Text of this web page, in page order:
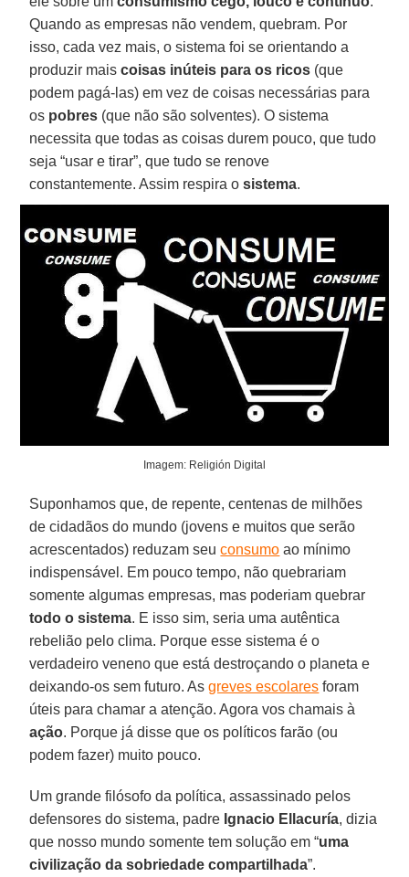
Quando as empresas não vendem, quebram. Por
isso, cada vez mais, o sistema foi se orientando a
produzir maiscoisas inúteis para os ricos (que
podem pagá-las) em vez de coisas necessárias para
os pobres (que não são solventes). O sistema
necessita que todas as coisas durem pouco, que tudo
seja “usar e tirar”, que tudo se renove
constantemente. Assim respira osistema.
Imagem: Religión Digital
Suponhamos que, de repente, centenas de milhões
de cidadãos do mundo (jovens e muitos que serão
acrescentados) reduzam seuconsumo ao mínimo
indispensável. Em pouco tempo, não quebrariam
somente algumas empresas, mas poderiam quebrar
todo o sistema. E isso sim, seria uma autêntica
rebelião pelo clima. Porque esse sistema é o
verdadeiro veneno que está destroçando o planeta e
deixando-os sem futuro. Asgreves escolares foram
úteis para chamar a atenção. Agora vos chamais à
ação. Porque já disse que os políticos farão (ou
podem fazer) muito pouco.
Um grande filósofo da política, assassinado pelos
defensores do sistema, padre Ignacio Ellacuría, dizia
que nosso mundo somente tem solução em “uma
civilização da sobriedade compartilhada”.